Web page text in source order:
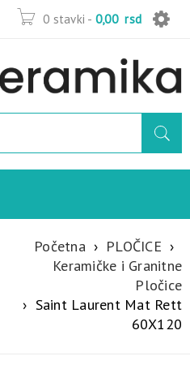
0 stavki - 0,00 rsd
Početna › PLOČICE ›
Keramičke i Granitne
Pločice
› Saint Laurent Mat Rett
60X120